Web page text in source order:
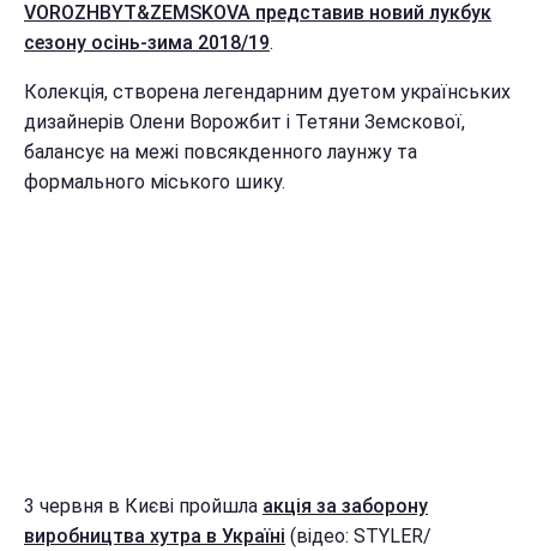
VOROZHBYT&ZEMSKOVA представив новий лукбук
сезону осінь-зима 2018/19.
Колекція, створена легендарним дуетом українських
дизайнерів Олени Ворожбит і Тетяни Земскової,
балансує на межі повсякденного лаунжу та
формального міського шику.
3 червня в Києві пройшла акція за заборону
виробництва хутра в Україні (відео: STYLER/